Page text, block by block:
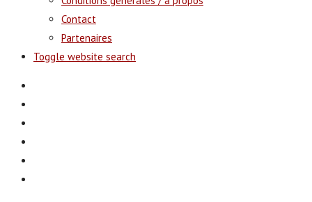
Contact
Partenaires
Toggle website search